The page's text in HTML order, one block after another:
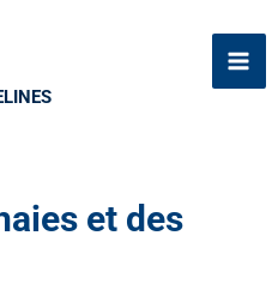
et des